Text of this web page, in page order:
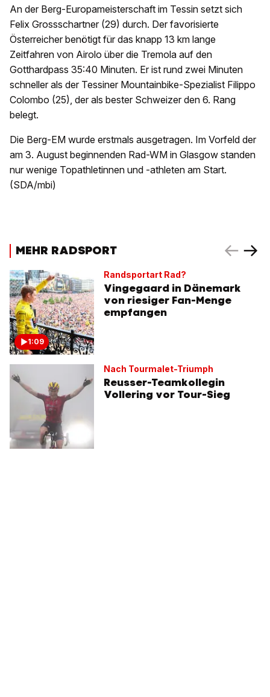
An der Berg-Europameisterschaft im Tessin setzt sich
Felix Grossschartner (29) durch. Der favorisierte
Österreicher benötigt für das knapp 13 km lange
Zeitfahren von Airolo über die Tremola auf den
Gotthardpass 35:40 Minuten. Er ist rund zwei Minuten
schneller als der Tessiner Mountainbike-Spezialist Filippo
Colombo (25), der als bester Schweizer den 6. Rang
belegt.
Die Berg-EM wurde erstmals ausgetragen. Im Vorfeld der
am 3. August beginnenden Rad-WM in Glasgow standen
nur wenige Topathletinnen und -athleten am Start.
(SDA/mbi)
MEHR RADSPORT
1:09
Randsportart Rad?
Vingegaard in Dänemark
von riesiger Fan-Menge
empfangen
Nach Tourmalet-Triumph
Reusser-Teamkollegin
Vollering vor Tour-Sieg